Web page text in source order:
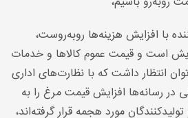
با افزایش هزینه‌ها روبه‌روست،
است و قیمت عموم کالاها و خدمات
انتظار داشت که با نظارت‌های اداری
در رسانه‌ها افزایش قیمت مرغ را به
مورد هجمه قرار گرفته‌اند،